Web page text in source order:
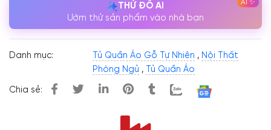
THỬ ĐỒ AI
Ướm thử sản phẩm vào nhà bạn
Danh mục: Tủ Quần Áo Gỗ Tự Nhiên , Nội Thất
Phòng Ngủ , Tủ Quần Áo
Chia sẻ: